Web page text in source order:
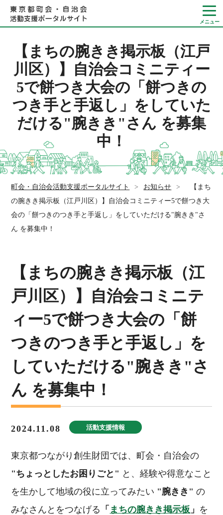
Language
やさしい日本語
ひらがなをつける
【まちの腕きき掲示板（江戸
川区）】自治会コミニティー
5で餅つき大会の「餅つきの
つき手と手返し」をしていた
だける"腕きき"さん を募集
中！
町会・自治会活動支援ポータルサイト > お知らせ >
【まち
の腕きき掲示板（江戸川区）】自治会コミニティー5で餅つき大
会の「餅つきのつき手と手返し」をしていただける"腕きき"さ
ん を募集中！
【まちの腕きき掲示板（江
戸川区）】自治会コミニテ
ィー5で餅つき大会の「餅
つきのつき手と手返し」を
していただける"腕きき"さ
ん を募集中！
2024.11.08 活動支援情報
東京都つながり創生財団では、町会・自治会の
"ちょっとしたお困りごと" と、経験や得意なこと
を生かして地域の役に立ってみたい "腕きき" の
みなさんとをつなげる 「 まちの腕きき掲示板 」 を